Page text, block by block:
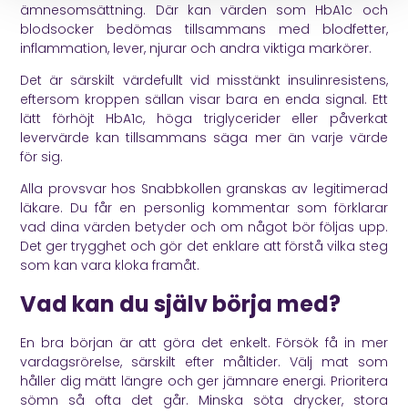
ämnesomsättning. Där kan värden som HbA1c och
blodsocker bedömas tillsammans med blodfetter,
inflammation, lever, njurar och andra viktiga markörer.
Det är särskilt värdefullt vid misstänkt insulinresistens,
eftersom kroppen sällan visar bara en enda signal. Ett
lätt förhöjt HbA1c, höga triglycerider eller påverkat
levervärde kan tillsammans säga mer än varje värde
för sig.
Alla provsvar hos Snabbkollen granskas av legitimerad
läkare. Du får en personlig kommentar som förklarar
vad dina värden betyder och om något bör följas upp.
Det ger trygghet och gör det enklare att förstå vilka steg
som kan vara kloka framåt.
Vad kan du själv börja med?
En bra början är att göra det enkelt. Försök få in mer
vardagsrörelse, särskilt efter måltider. Välj mat som
håller dig mätt längre och ger jämnare energi. Prioritera
sömn så ofta det går. Minska söta drycker, stora